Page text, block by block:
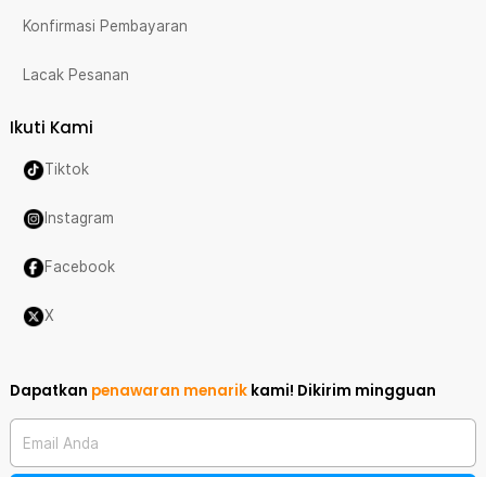
Konfirmasi Pembayaran
Lacak Pesanan
Ikuti Kami
Tiktok
Instagram
Facebook
X
Dapatkan penawaran menarik kami! Dikirim mingguan
Email Anda